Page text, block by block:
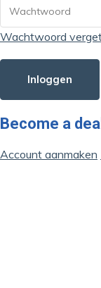
Wachtwoord
Inloggen
Become a
Account aanmaken